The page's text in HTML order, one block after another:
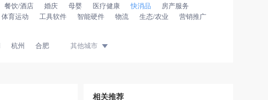
餐饮/酒店 婚庆 母婴 医疗健康 快消品
房产服务
体育运动 工具软件 智能硬件 物流 生态/农业
营销推广
杭州 合肥 其他城市
相关推荐